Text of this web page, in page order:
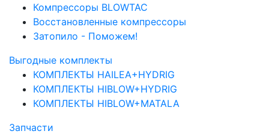
Компрессоры BLOWTAC
Восстановленные компрессоры
Затопило - Поможем!
Выгодные комплекты
КОМПЛЕКТЫ HAILEA+HYDRIG
КОМПЛЕКТЫ HIBLOW+HYDRIG
КОМПЛЕКТЫ HIBLOW+MATALA
Запчасти